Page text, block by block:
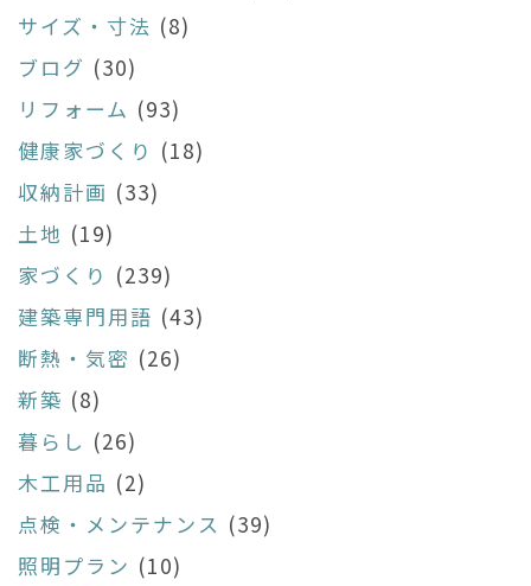
サイズ・寸法 (8)
ブログ (30)
リフォーム (93)
健康家づくり (18)
収納計画 (33)
土地 (19)
家づくり (239)
建築専門用語 (43)
断熱・気密 (26)
新築 (8)
暮らし (26)
木工用品 (2)
点検・メンテナンス (39)
照明プラン (10)